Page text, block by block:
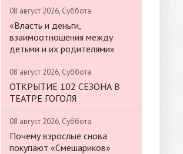
08 август 2026, Суббота
«Власть и деньги,
взаимоотношения между
детьми и их родителями»
08 август 2026, Суббота
ОТКРЫТИЕ 102 СЕЗОНА В
ТЕАТРЕ ГОГОЛЯ
08 август 2026, Суббота
Почему взрослые снова
покупают «Смешариков»